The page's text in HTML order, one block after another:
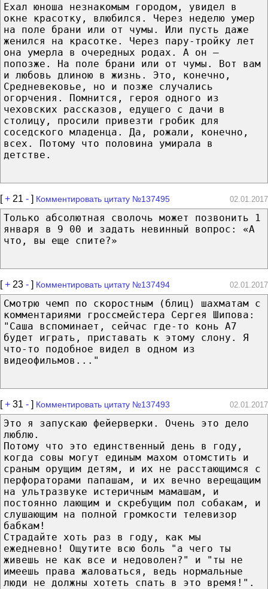
Ехал юноша незнакомым городом, увидел в
окне красотку, влюбился. Через неделю умер
на поле брани или от чумы. Или пусть даже
женился на красотке. Через пару-тройку лет
она умерла в очередных родах. А он –
попозже. На поле брани или от чумы. Вот вам
и любовь длиною в жизнь. Это, конечно,
Средневековье, но и позже случались
огорчения. Помнится, героя одного из
чеховских рассказов, едущего с дачи в
столицу, просили привезти гробик для
соседского младенца. Да, рожали, конечно,
всех. Потому что половина умирала в
детстве.
[+ 21 - ] Комментировать цитату №137495 02.01.2017
Только абсолютная сволочь может позвонить 1
января в 9 00 и задать невинный вопрос: «А
что, вы еще спите?»
[+ 23 - ] Комментировать цитату №137494 02.01.2017
Смотрю чемп по скоростным (блиц) шахматам с
комментариями гроссмейстера Сергея Шипова:
"Саша вспоминает, сейчас где-то конь А7
будет играть, приставать к этому слону. Я
что-то подобное видел в одном из
видеофильмов..."
[+ 31 - ] Комментировать цитату №137493 02.01.2017
Это я запускаю фейерверки. Очень это дело
люблю.
Потому что это единственный день в году,
когда совы могут единым махом отомстить и
сраным орущим детям, и их не расстающимся с
перфораторами папашам, и их вечно верещащим
на ультразвуке истеричным мамашам, и
постоянно лающим и скребущим пол собакам, и
слушающим на полной громкости телевизор
бабкам!
Страдайте хоть раз в году, как мы
ежедневно! Ощутите всю боль "а чего ты
живешь не как все и недоволен?" и "ты не
имеешь права жаловаться, ведь нормальные
люди не должны хотеть спать в это время!".